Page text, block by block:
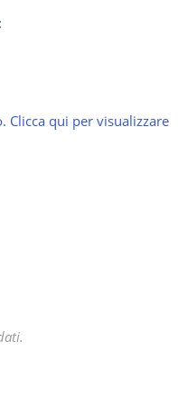
Clicca qui per visualizzare